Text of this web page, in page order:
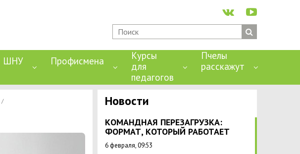
ШНУ Профисмена
Курсы
для
педагогов
Пчелы
расскажут
Новости
КОМАНДНАЯ ПЕРЕЗАГРУЗКА:
ФОРМАТ, КОТОРЫЙ РАБОТАЕТ
6 февраля, 09:53